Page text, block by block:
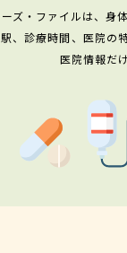
ーズ・ファイルは、身
、診療時間、医院の
医院情報だ